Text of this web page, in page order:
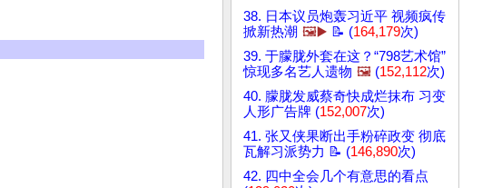
38. 日本议员炮轰习近平 视频疯传
掀新热潮 🖼️▶️ 📝 (164,179次)
39. 于朦胧外套在这？“798艺术馆”
惊现多名艺人遗物 🖼️ (152,112次)
40. 朦胧发威蔡奇快成烂抹布 习变
人形广告牌 (152,007次)
41. 张又侠果断出手粉碎政变 彻底
瓦解习派势力 📝 (146,890次)
42. 四中全会几个有意思的看点